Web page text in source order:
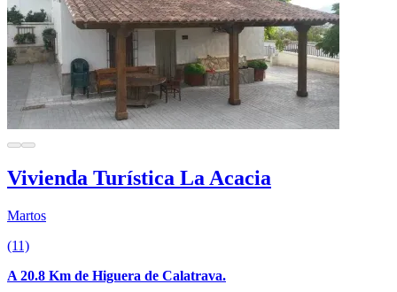
Vivienda Turística La Acacia
Martos
(11)
A 20.8 Km de Higuera de Calatrava.